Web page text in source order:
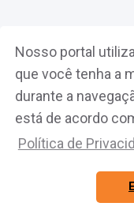
Nosso portal
que você tenha a
durante a
está de acordo
Política de